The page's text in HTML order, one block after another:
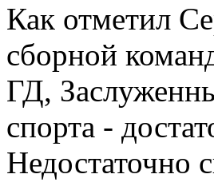
Как отметил
сборной
ГД,
спорта -
Недостаточно